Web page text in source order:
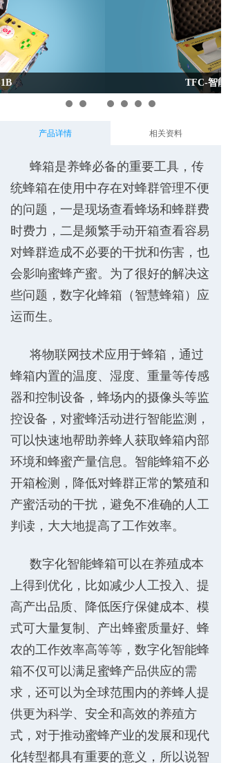
产品详情 相关资料
蜂箱是养蜂必备的重要工具，传
统蜂箱在使用中存在对蜂群管理不便
的问题，一是现场查看蜂场和蜂群费
时费力，二是频繁手动开箱查看容易
对蜂群造成不必要的干扰和伤害，也
会影响蜜蜂产蜜。为了很好的解决这
些问题，数字化蜂箱（智慧蜂箱）应
运而生。
将物联网技术应用于蜂箱，通过
蜂箱内置的温度、湿度、重量等传感
器和控制设备，蜂场内的摄像头等监
控设备，对蜜蜂活动进行智能监测，
可以快速地帮助养蜂人获取蜂箱内部
环境和蜂蜜产量信息。智能蜂箱不必
开箱检测，降低对蜂群正常的繁殖和
产蜜活动的干扰，避免不准确的人工
判读，大大地提高了工作效率。
数字化智能蜂箱可以在养殖成本
上得到优化，比如减少人工投入、提
高产出品质、降低医疗保健成本、模
式可大量复制、产出蜂蜜质量好、蜂
农的工作效率高等等，数字化智能蜂
箱不仅可以满足蜜蜂产品供应的需
求，还可以为全球范围内的养蜂人提
供更为科学、安全和高效的养殖方
式，对于推动蜜蜂产业的发展和现代
化转型都具有重要的意义，所以说智
TFC-智能普及